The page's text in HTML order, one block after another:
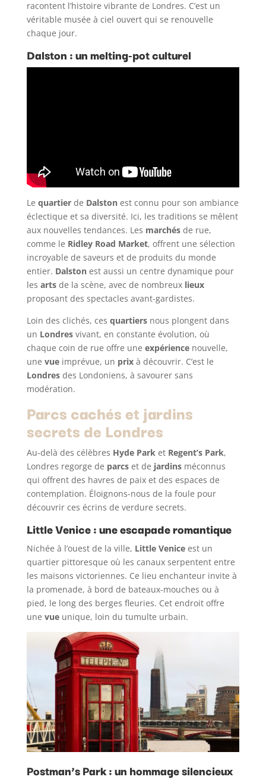
racontent l’histoire vibrante de Londres. C’est un
véritable musée à ciel ouvert qui se renouvelle
chaque jour.
Dalston : un melting-pot culturel
Le quartierde Dalstonest connu pour son ambiance
éclectique et sa diversité. Ici, les traditions se mêlent
aux nouvelles tendances. Les marchésde rue,
comme le Ridley Road Market, offrent une sélection
incroyable de saveurs et de produits du monde
entier. Dalstonest aussi un centre dynamique pour
les artsde la scène, avec de nombreux lieux
proposant des spectacles avant-gardistes.
Loin des clichés, ces quartiersnous plongent dans
un Londresvivant, en constante évolution, où
chaque coin de rue offre une expériencenouvelle,
une vueimprévue, un prixà découvrir. C’est le
Londresdes Londoniens, à savourer sans
modération.
Parcs cachés et jardins
secrets de Londres
Au-delà des célèbres Hyde Parket Regent’s Park,
Londres regorge de parcset de jardinsméconnus
qui offrent des havres de paix et des espaces de
contemplation. Éloignons-nous de la foule pour
découvrir ces écrins de verdure secrets.
Little Venice : une escapade romantique
Nichée à l’ouest de la ville, Little Veniceest un
quartier pittoresque où les canaux serpentent entre
les maisons victoriennes. Ce lieu enchanteur invite à
la promenade, à bord de bateaux-mouches ou à
pied, le long des berges fleuries. Cet endroit offre
une vueunique, loin du tumulte urbain.
Postman’s Park : un hommage silencieux